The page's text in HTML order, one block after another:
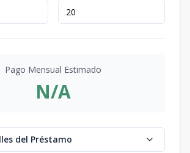
Pago Mensual Estimado
N/A
del Préstamo